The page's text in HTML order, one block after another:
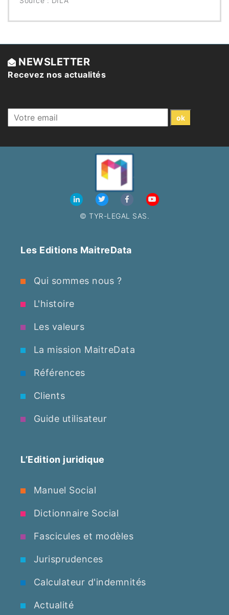
NEWSLETTER
Recevez nos actualités
© TYR-LEGAL SAS.
Les Editions MaitreData
Qui sommes nous ?
L'histoire
Les valeurs
La mission MaitreData
Références
Clients
Guide utilisateur
L’Edition juridique
Manuel Social
Dictionnaire Social
Fascicules et modèles
Jurisprudences
Calculateur d'indemnités
Actualité